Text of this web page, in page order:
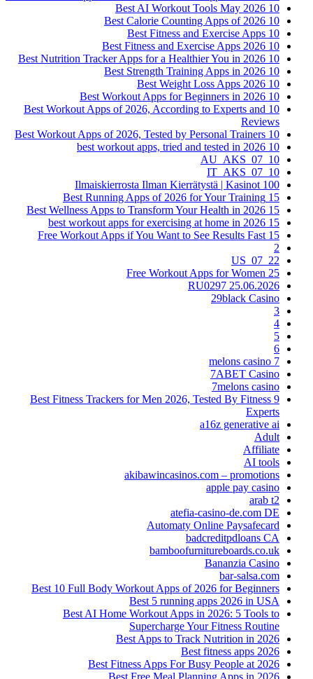
10 Best AI Workout Tools May 2026
10 Best Calorie Counting Apps of 2026
10 Best Fitness and Exercise Apps
10 Best Fitness and Exercise Apps 2026
10 Best Nutrition Tracker Apps for a Healthier You in 2026
10 Best Strength Training Apps in 2026
10 Best Weight Loss Apps 2026
10 Best Workout Apps for Beginners in 2026
10 Best Workout Apps of 2026, According to Experts and
Reviews
10 Best Workout Apps of 2026, Tested by Personal Trainers
10 best workout apps, tried and tested in 2026
10_07_AU_AKS
10_07_IT_AKS
100 Ilmaiskierrosta Ilman Kierrätystä | Kasinot
15 Best Running Apps of 2026 for Your Training
15 Best Wellness Apps to Transform Your Health in 2026
15 best workout apps for exercising at home in 2026
15 Free Workout Apps if You Want to See Results Fast
2
22_07_US
25 Free Workout Apps for Women
25.06.2026 RU0297
29black Casino
3
4
5
6
7 melons casino
7ABET Casino
7melons casino
9 Best Fitness Trackers for Men 2026, Tested By Fitness
Experts
a16z generative ai
Adult
Affiliate
AI tools
akibawincasinos.com – promotions
apple pay casino
arab t2
atefia-casino-de.com DE
Automaty Online Paysafecard
badcreditpdloans CA
bamboofurnitureboards.co.uk
Bananzia Casino
bar-salsa.com
Best 10 Full Body Workout Apps of 2026 for Beginners
Best 5 running apps 2026 in USA
Best AI Home Workout Apps in 2026: 5 Tools to
Supercharge Your Fitness Routine
Best Apps to Track Nutrition in 2026
Best fitness apps 2026
Best Fitness Apps For Busy People at 2026